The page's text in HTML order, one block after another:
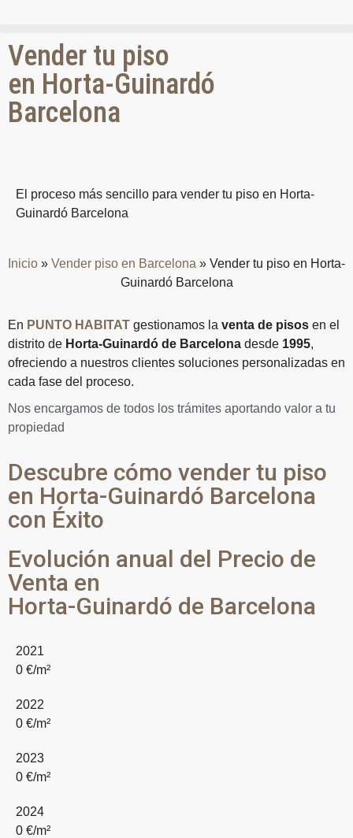
Vender tu piso
en Horta-Guinardó
Barcelona
El proceso más sencillo para vender tu piso en Horta-
Guinardó Barcelona
Inicio » Vender piso en Barcelona » Vender tu piso en Horta-
Guinardó Barcelona
En PUNTO HABITAT gestionamos la venta de pisos en el
distrito de Horta-Guinardó de Barcelona desde 1995,
ofreciendo a nuestros clientes soluciones personalizadas en
cada fase del proceso.
Nos encargamos de todos los trámites aportando valor a tu
propiedad
Descubre cómo vender tu piso
en Horta-Guinardó Barcelona
con Éxito
Evolución anual del Precio de
Venta en
Horta-Guinardó de Barcelona
2021
0 €/m²
2022
0 €/m²
2023
0 €/m²
2024
0 €/m²